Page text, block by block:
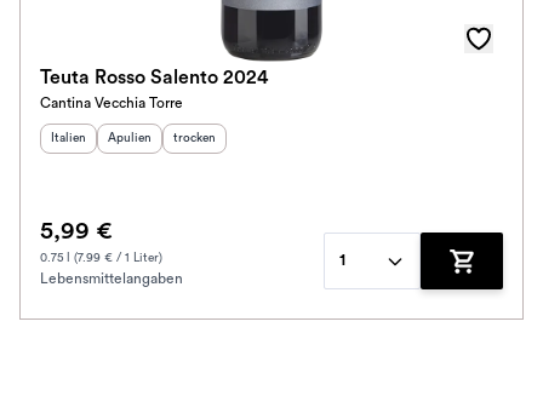
Teuta Rosso Salento 2024
Cantina Vecchia Torre
Herkunftsland:
Italien Herkunftsregion:
Apulien Geschmack
trocken
5,99 €
0.75 l (7.99 € / 1 Liter)
Lebensmittelangaben
1
Zum